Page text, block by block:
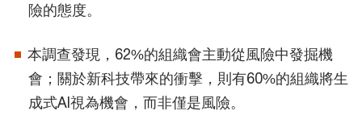
險的態度。
本調查發現，62%的組織會主動從風險中發掘機
會；關於新科技帶來的衝擊，則有60%的組織將生
成式AI視為機會，而非僅是風險。